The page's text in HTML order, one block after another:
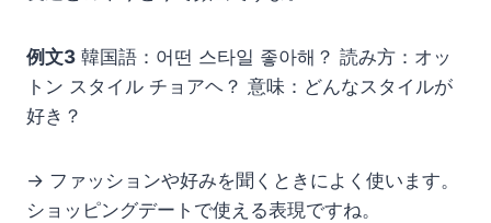
例文3 韓国語：어떤 스타일 좋아해？ 読み方：オッ
トン スタイル チョアヘ？ 意味：どんなスタイルが
好き？
→ ファッションや好みを聞くときによく使います。
ショッピングデートで使える表現ですね。